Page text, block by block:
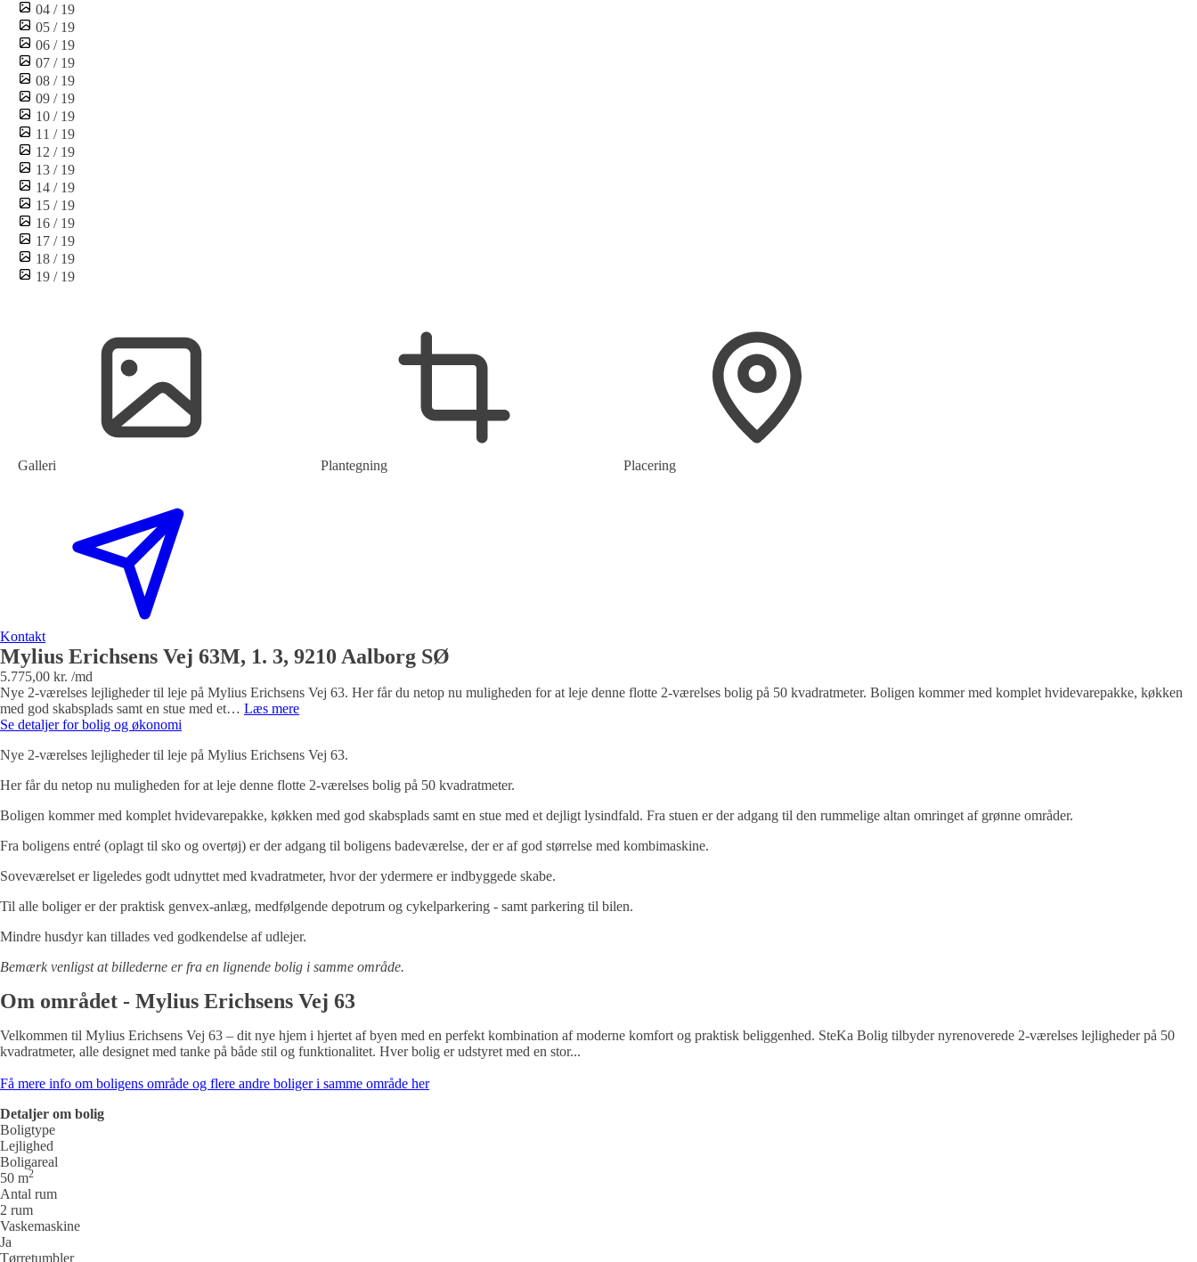
04 / 19
05 / 19
06 / 19
07 / 19
08 / 19
09 / 19
10 / 19
11 / 19
12 / 19
13 / 19
14 / 19
15 / 19
16 / 19
17 / 19
18 / 19
19 / 19
Galleri Plantegning Placering
Kontakt
Mylius Erichsens Vej 63M, 1. 3, 9210 Aalborg SØ
5.775,00 kr. /md
Nye 2-værelses lejligheder til leje på Mylius Erichsens Vej 63. Her får du netop nu muligheden for at leje denne flotte 2-værelses bolig på 50 kvadratmeter. Boligen kommer med komplet hvidevarepakke, køkken
med god skabsplads samt en stue med et… Læs mere
Se detaljer for bolig og økonomi
Nye 2-værelses lejligheder til leje på Mylius Erichsens Vej 63.
Her får du netop nu muligheden for at leje denne flotte 2-værelses bolig på 50 kvadratmeter.
Boligen kommer med komplet hvidevarepakke, køkken med god skabsplads samt en stue med et dejligt lysindfald. Fra stuen er der adgang til den rummelige altan omringet af grønne områder.
Fra boligens entré (oplagt til sko og overtøj) er der adgang til boligens badeværelse, der er af god størrelse med kombimaskine.
Soveværelset er ligeledes godt udnyttet med kvadratmeter, hvor der ydermere er indbyggede skabe.
Til alle boliger er der praktisk genvex-anlæg, medfølgende depotrum og cykelparkering - samt parkering til bilen.
Mindre husdyr kan tillades ved godkendelse af udlejer.
Bemærk venligst at billederne er fra en lignende bolig i samme område.
Om området - Mylius Erichsens Vej 63
Velkommen til Mylius Erichsens Vej 63 – dit nye hjem i hjertet af byen med en perfekt kombination af moderne komfort og praktisk beliggenhed. SteKa Bolig tilbyder nyrenoverede 2-værelses lejligheder på 50
kvadratmeter, alle designet med tanke på både stil og funktionalitet. Hver bolig er udstyret med en stor...
Få mere info om boligens område og flere andre boliger i samme område her
Detaljer om bolig
Boligtype
Lejlighed
Boligareal
50 m2
Antal rum
2 rum
Vaskemaskine
Ja
Tørretumbler